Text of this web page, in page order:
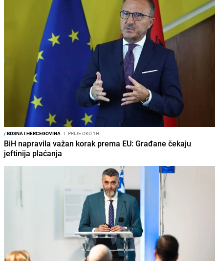
/BOSNA I HERCEGOVINA I PRIJE OKO 1H
BiH napravila važan korak prema EU: Građane čekaju
jeftinija plaćanja